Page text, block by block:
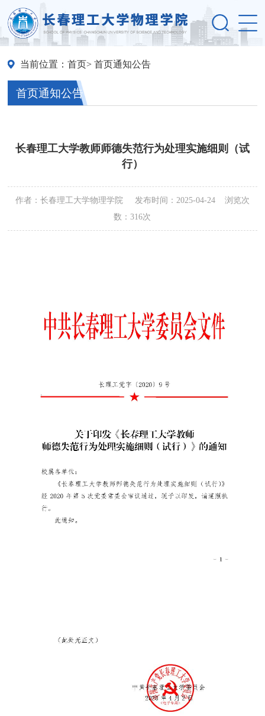
首页通知公告
当前位置：首页> 首页通知公告
长春理工大学教师师德失范行为处理实施细则（试
行）
作者：长春理工大学物理学院 发布时间：2025-04-24 浏览次
数：316次